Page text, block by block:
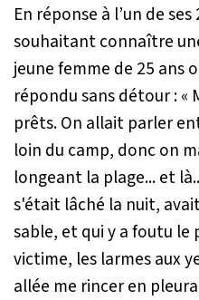
En réponse à l’un de
souhaitant connaître
jeune femme de 25 ans
répondu sans détour :«
prêts. On allait parler
loin du camp, donc on
longeant la plage... et
s'était lâché la nuit,
sable, et qui y a foutu le
victime, les larmes aux
allée me rincer en